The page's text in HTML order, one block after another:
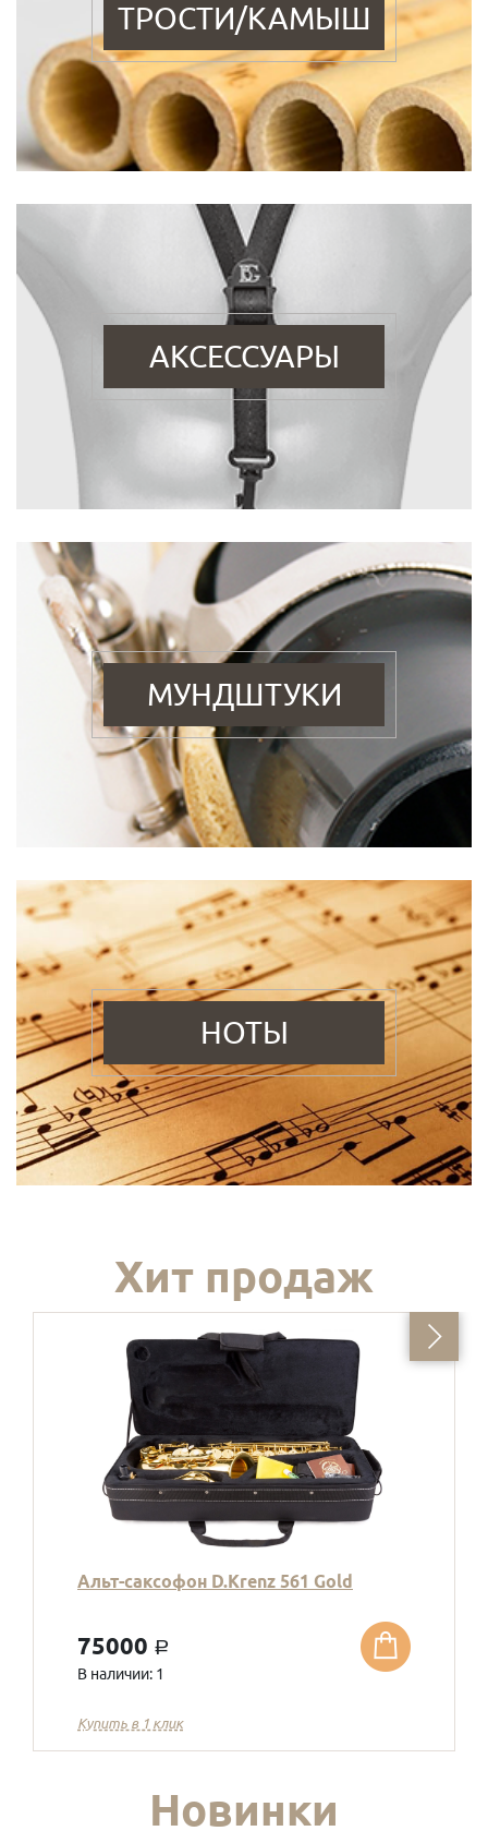
ТРОСТИ/КАМЫШ
АКСЕССУАРЫ
МУНДШТУКИ
НОТЫ
Хит продаж
Альт-саксофон D.Krenz 561 Gold
75000 a
В наличии: 1
Купить в 1 клик
Новинки